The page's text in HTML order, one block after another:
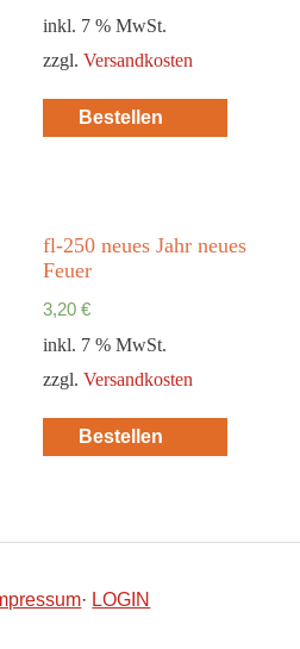
inkl. 7 % MwSt.
zzgl.Versandkosten
Bestellen
fl-250 neues Jahr neues
Feuer
3,20€
inkl. 7 % MwSt.
zzgl.Versandkosten
Bestellen
· LOGIN